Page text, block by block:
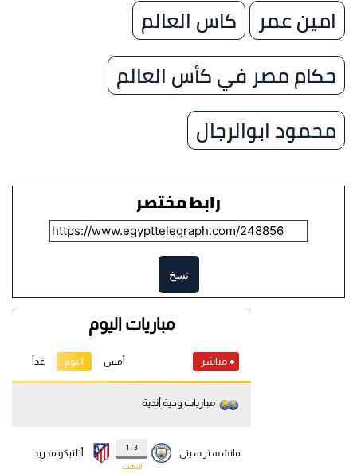
امين عمر
كاس العالم
حكام مصر في كأس العالم
محمود ابوالرجال
رابط مختصر
نسخ